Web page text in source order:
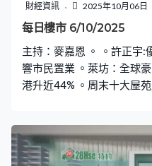
財經資訊 2025年10月06日
每日樓市 6/10/2025
主持：麥嘉恩 。 。許正宇:
響市民置業 。萊坊：全球
港升近44% 。周末十大屋